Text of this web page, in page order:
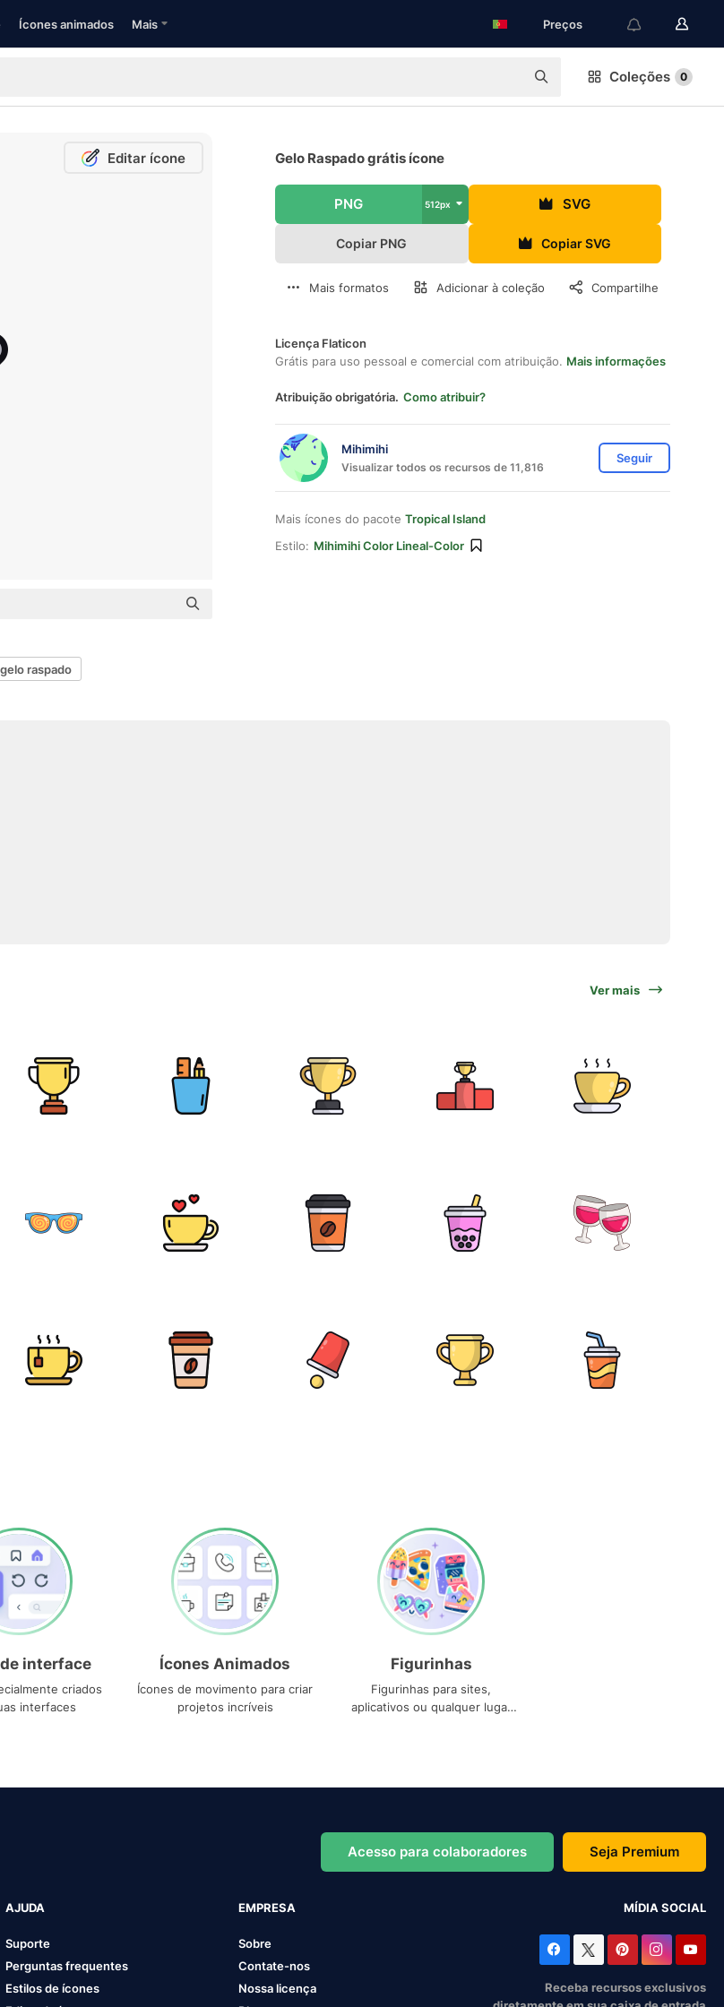
Ícones animados Mais Preços
Coleções 0
Editar ícone Gelo Raspado grátis ícone
PNG 512px SVG
Copiar PNG Copiar SVG
Mais formatos Adicionar à coleção Compartilhe
Licença Flaticon
Grátis para uso pessoal e comercial com atribuição. Mais informações
Atribuição obrigatória. Como atribuir?
Mihimihi
Visualizar todos os recursos de 11,816
Seguir
Mais ícones do pacote Tropical Island
Estilo: Mihimihi Color Lineal-Color
gelo raspado
Ver mais
interface
criados
interfaces
Ícones Animados
Ícones de movimento para criar
projetos incríveis
Figurinhas
Figurinhas para sites,
aplicativos ou qualquer lugar
Acesso para colaboradores Seja Premium
AJUDA
Suporte
Perguntas frequentes
Estilos de ícones
EMPRESA
Sobre
Contate-nos
Nossa licença
MÍDIA SOCIAL
Receba recursos exclusivos